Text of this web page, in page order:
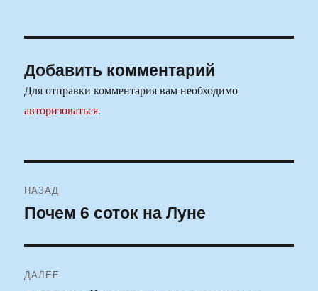
Добавить комментарий
Для отправки комментария вам необходимо
авторизоваться.
по
НАЗАД
Предыдущая
Почем 6 соток на Луне
ДАЛЕЕ